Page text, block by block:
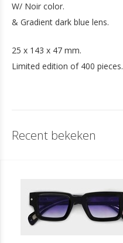
W/ Noir color.
& Gradient dark blue lens.
25 x 143 x 47 mm.
Limited edition of 400 pieces.
Recent bekeken